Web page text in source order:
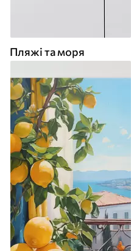
Пляжі та моря